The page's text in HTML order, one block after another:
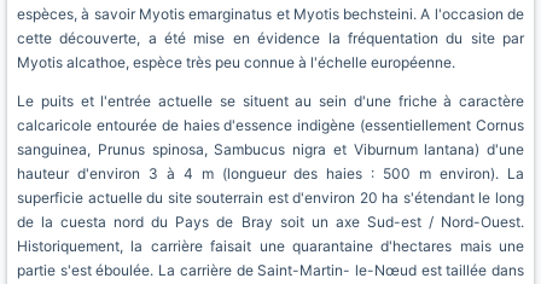
espèces, à savoir Myotis emarginatus et Myotis bechsteini. A l'occasion de
cette découverte, a été mise en évidence la fréquentation du site par
Myotis alcathoe, espèce très peu connue à l'échelle européenne.
Le puits et l'entrée actuelle se situent au sein d'une friche à caractère
calcaricole entourée de haies d'essence indigène (essentiellement Cornus
sanguinea, Prunus spinosa, Sambucus nigra et Viburnum lantana) d'une
hauteur d'environ 3 à 4 m (longueur des haies : 500 m environ). La
superficie actuelle du site souterrain est d'environ 20 ha s'étendant le long
de la cuesta nord du Pays de Bray soit un axe Sud-est / Nord-Ouest.
Historiquement, la carrière faisait une quarantaine d'hectares mais une
partie s'est éboulée. La carrière de Saint-Martin- le-Nœud est taillée dans